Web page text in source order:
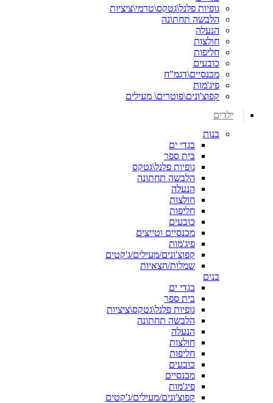
גופיות פלנל\גטקס\טרמי\ציציות
הלבשה תחתונה
הנעלה
חולצות
חליפות
כובעים
מכנסיים\דגמ"ח
פיג'מות
קפוצ'ונים\פוטרים\ מעילים
ילדים
בנות
בגדי ים
בית ספר
גופיות פלנל\גטקס
הלבשה תחתונה
הנעלה
חולצות
חליפות
כובעים
מכנסיים וטייצים
פיג'מות
קפוצ'ונים/מעילים/ג'קטים
שמלות/חצאיות
בנים
בגדי ים
בית ספר
גופיות פלנל\גטקס\ציציות
הלבשה תחתונה
הנעלה
חולצות
חליפות
כובעים
מכנסיים
פיג'מות
קפוצ'ונים/מעילים/ג'קטים